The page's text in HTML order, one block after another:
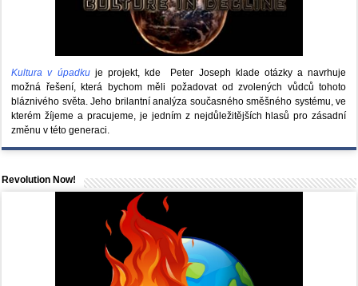
Kultura v úpadkuje projekt, kde Peter Joseph klade otázky a navrhuje
možná řešení, která bychom měli požadovat od zvolených vůdců tohoto
bláznivého světa. Jeho brilantní analýza současného směšného systému, ve
kterém žíjeme a pracujeme, je jedním z nejdůležitějších hlasů pro zásadní
změnu v této generaci.
Revolution Now!